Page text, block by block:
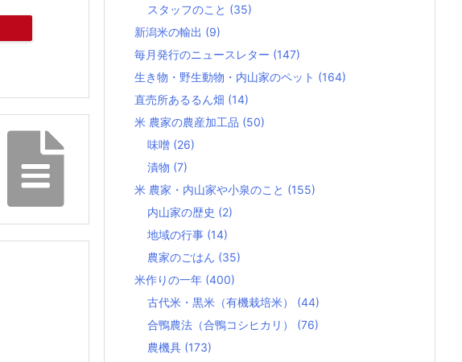
スタッフのこと (35)
新潟米の輸出 (9)
毎月発行のニュースレター (147)
生き物・野生動物・内山家のペット (164)
直売所あるるん畑 (14)
米 農家の農産加工品 (50)
味噌 (26)
漬物 (7)
米 農家・内山家や小泉のこと (155)
内山家の歴史 (2)
地域の行事 (14)
農家のごはん (35)
米作りの一年 (400)
古代米・黒米（有機栽培米） (44)
合鴨農法（合鴨コシヒカリ） (76)
農機具 (173)